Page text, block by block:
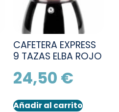
CAFETERA EXPRESS
9 TAZAS ELBA ROJO
24,50 €
Añadir al carrito